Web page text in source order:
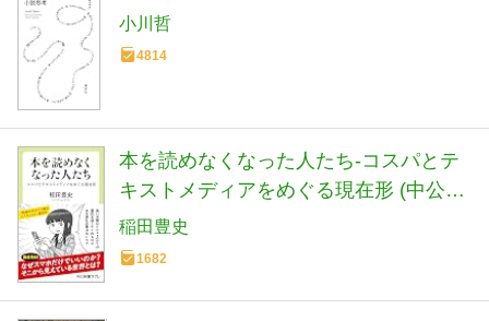
小川哲
4814
本を読めなくなった人たち-コスパとテ
キストメディアをめぐる現在形 (中公新
書ラクレ 861)
稲田豊史
1682